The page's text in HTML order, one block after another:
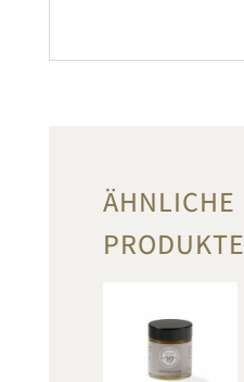
ÄHNLICHE
PRODUKTE